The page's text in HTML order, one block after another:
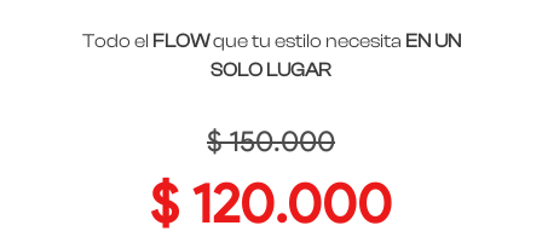
Todo el FLOWque tu estilo necesita EN UN
SOLO LUGAR
$150.000
$ 120.000